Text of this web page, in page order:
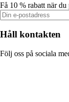
Få 10 % rabatt när
Håll kontakten
Följ oss på sociala